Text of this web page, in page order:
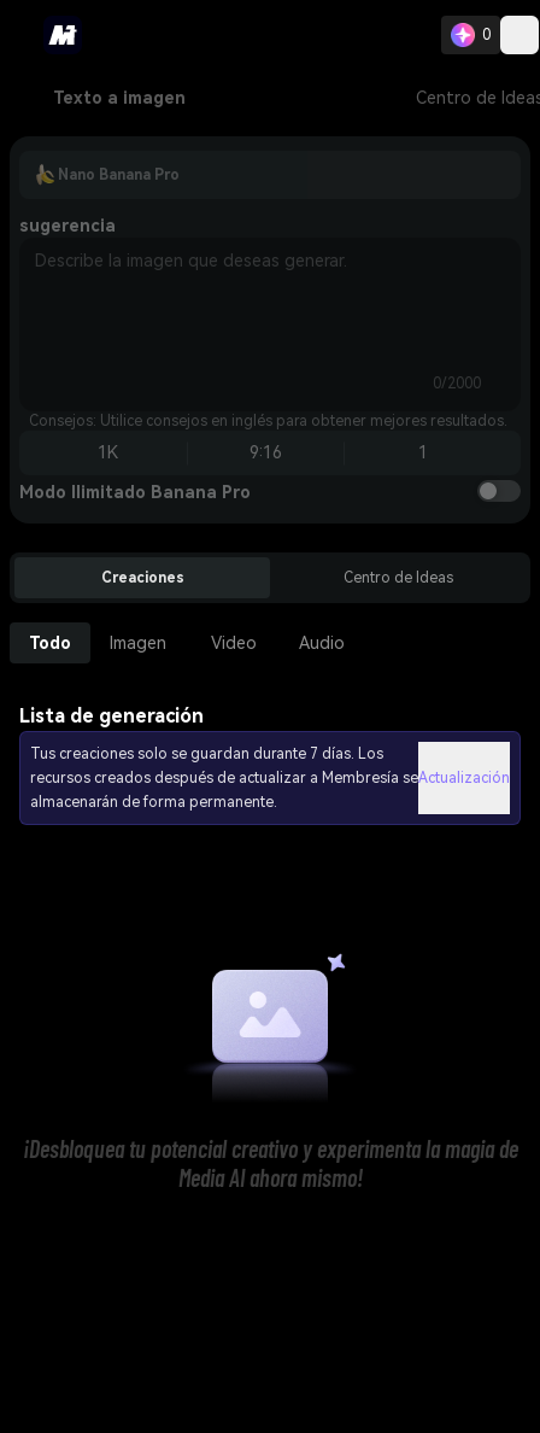
0
Texto a imagen Centro de
Nano Banana Pro
sugerencia
0/2000
Consejos: Utilice consejos en inglés para obtener mejores resultados.
1K 9:16 1
Modo Ilimitado Banana Pro
Creaciones Centro de Ideas
Todo Imagen Video Audio
Lista de generación
Tus creaciones solo se guardan durante 7 días. Los
recursos creados después de actualizar a Membresía se
almacenarán de forma permanente.
Actualización
¡Desbloquea tu potencial creativo y experimenta la magia de
Media AI ahora mismo!